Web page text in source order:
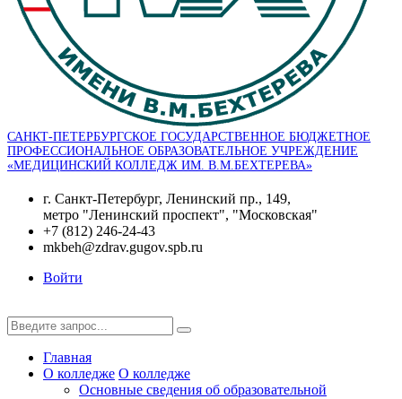
САНКТ-ПЕТЕРБУРГСКОЕ ГОСУДАРСТВЕННОЕ БЮДЖЕТНОЕ
ПРОФЕССИОНАЛЬНОЕ ОБРАЗОВАТЕЛЬНОЕ УЧРЕЖДЕНИЕ
«МЕДИЦИНСКИЙ КОЛЛЕДЖ ИМ. В.М.БЕХТЕРЕВА»
г. Санкт-Петербург, Ленинский пр., 149,
метро "Ленинский проспект", "Московская"
+7 (812) 246-24-43
mkbeh@zdrav.gugov.spb.ru
Войти
Главная
О колледже О колледже
Основные сведения об образовательной